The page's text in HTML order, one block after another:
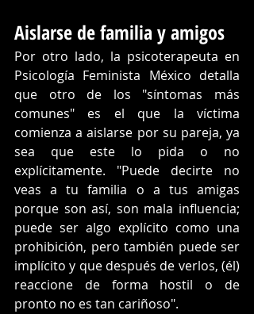
Aislarse de familia y amigos
Por otro lado, la psicoterapeuta en
Psicología Feminista México detalla
que otro de los "síntomas más
comunes" es el que la víctima
comienza a aislarse por su pareja, ya
sea que este lo pida o no
explícitamente. "Puede decirte no
veas a tu familia o a tus amigas
porque son así, son mala influencia;
puede ser algo explícito como una
prohibición, pero también puede ser
implícito y que después de verlos, (él)
reaccione de forma hostil o de
pronto no es tan cariñoso".